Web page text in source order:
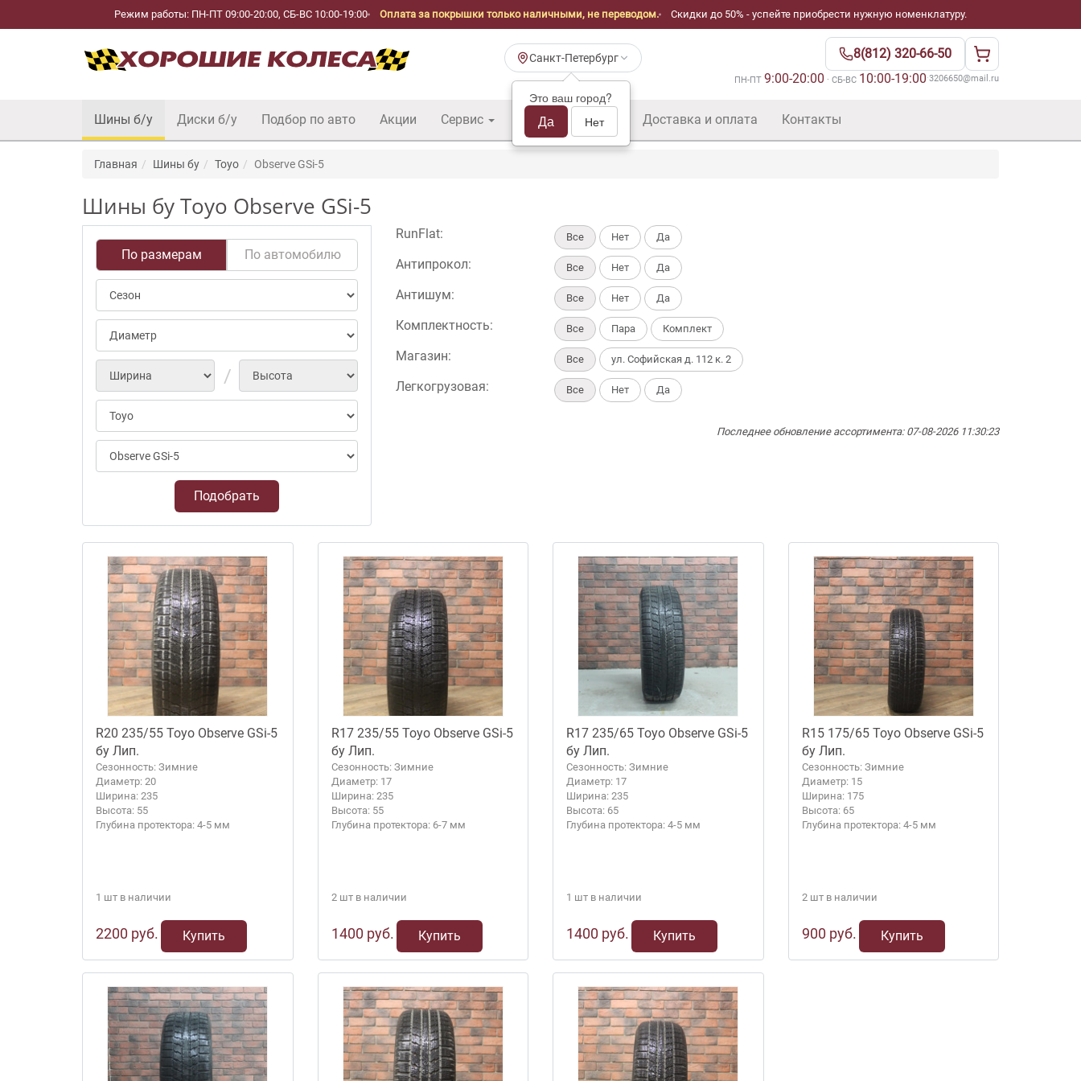
Режим работы: ПН-ПТ 09:00-20:00, СБ-ВС 10:00-19:00 Оплата за покрышки только наличными, не переводом. Скидки до 50% - успейте приобрести нужную номенклатуру.
Санкт-Петербург
Это ваш город?
Да Нет
8(812) 320-66-50
ПН-ПТ 9:00-20:00 · СБ-ВС 10:00-19:00·3206650@mail.ru
Шины б/у Диски б/у Подбор по авто Акции Сервис Шины б/у оптом Доставка и оплата Контакты
Главная Шины бу Toyo Observe GSi-5
Шины бу Toyo Observe GSi-5
По размерам По автомобилю
Подобрать
RunFlat: Все Нет Да
Антипрокол: Все Нет Да
Антишум: Все Нет Да
Комплектность: Все Пара Комплект
Магазин: Все ул. Софийская д. 112 к. 2
Легкогрузовая: Все Нет Да
Последнее обновление ассортимента: 07-08-2026 11:30:23
R20 235/55 Toyo Observe GSi-5
бу Лип.
Сезонность: Зимние
Диаметр: 20
Ширина: 235
Высота: 55
Глубина протектора: 4-5 мм
1 шт в наличии
2200 руб. Купить
R17 235/55 Toyo Observe GSi-5
бу Лип.
Сезонность: Зимние
Диаметр: 17
Ширина: 235
Высота: 55
Глубина протектора: 6-7 мм
2 шт в наличии
1400 руб. Купить
R17 235/65 Toyo Observe GSi-5
бу Лип.
Сезонность: Зимние
Диаметр: 17
Ширина: 235
Высота: 65
Глубина протектора: 4-5 мм
1 шт в наличии
1400 руб. Купить
R15 175/65 Toyo Observe GSi-5
бу Лип.
Сезонность: Зимние
Диаметр: 15
Ширина: 175
Высота: 65
Глубина протектора: 4-5 мм
2 шт в наличии
900 руб. Купить